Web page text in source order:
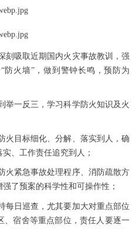
刻吸取近期国内火灾事故教训，强
防火墙”，做到警钟长鸣，预防为
举一反三，学习科学防火知识及火
火目标细化、分解、落实到人，确
、工作责任追究到人；
火紧急事故处理程序、消防疏散方
了预案的科学性和可操作性；
每日巡查，尤其要加大对重点部位
、宿舍等重点部位，责任人要逐一